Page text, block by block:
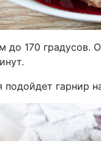
до 170
гарнир